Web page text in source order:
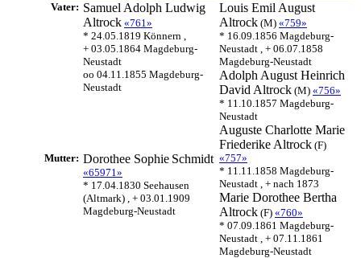
Vater: Samuel Adolph Ludwig
Altrock «761»
* 24.05.1819 Könnern ,
+ 03.05.1864 Magdeburg-
Neustadt
oo 04.11.1855 Magdeburg-
Neustadt
Louis Emil August
Altrock (M) «759»
* 16.09.1856 Magdeburg-
Neustadt , + 06.07.1858
Magdeburg-Neustadt
Adolph August Heinrich
David Altrock (M) «756»
* 11.10.1857 Magdeburg-
Neustadt
Auguste Charlotte Marie
Friederike Altrock (F)
«757»
* 11.11.1858 Magdeburg-
Neustadt , + nach 1873
Marie Dorothee Bertha
Altrock (F) «760»
* 07.09.1861 Magdeburg-
Neustadt , + 07.11.1861
Magdeburg-Neustadt
Mutter: Dorothee Sophie Schmidt
«65971»
* 17.04.1830 Seehausen
(Altmark) , + 03.01.1909
Magdeburg-Neustadt